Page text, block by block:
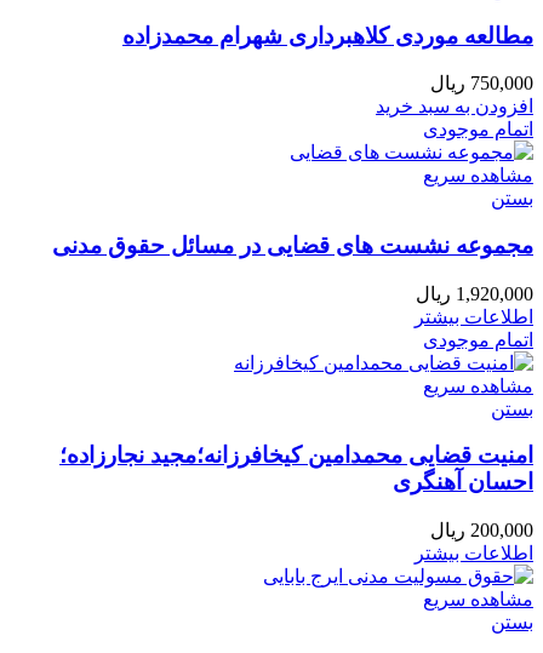
مطالعه موردی کلاهبرداری شهرام محمدزاده
750,000 ریال
افزودن به سبد خرید
اتمام موجودی
مشاهده سریع
بستن
مجموعه نشست های قضایی در مسائل حقوق مدنی
1,920,000 ریال
اطلاعات بیشتر
اتمام موجودی
مشاهده سریع
بستن
امنیت قضایی محمدامین کیخافرزانه؛مجید نجارزاده؛
احسان آهنگری
200,000 ریال
اطلاعات بیشتر
مشاهده سریع
بستن